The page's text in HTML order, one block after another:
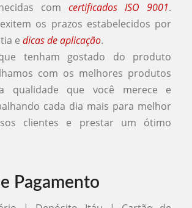
com certificados ISO 9001.
os prazos estabelecidos por
e dicas de aplicação.
tenham gostado do produto
com os melhores produtos
qualidade que você merece e
cada dia mais para melhor
clientes e prestar um ótimo
Pagamento